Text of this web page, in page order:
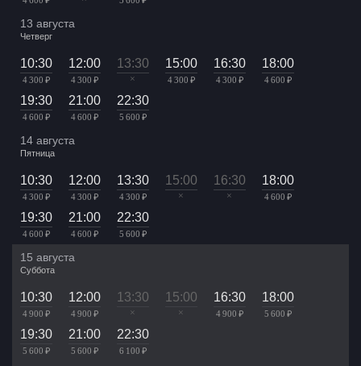
13 августа
Четверг
10:30
4 300 ₽
12:00
4 300 ₽
13:30
×
15:00
4 300 ₽
16:30
4 300 ₽
18:00
4 600 ₽
19:30
4 600 ₽
21:00
4 600 ₽
22:30
5 600 ₽
14 августа
Пятница
10:30
4 300 ₽
12:00
4 300 ₽
13:30
4 300 ₽
15:00
×
16:30
×
18:00
4 600 ₽
19:30
4 600 ₽
21:00
4 600 ₽
22:30
5 600 ₽
15 августа
Суббота
10:30
4 900 ₽
12:00
4 900 ₽
13:30
×
15:00
×
16:30
4 900 ₽
18:00
5 600 ₽
19:30
5 600 ₽
21:00
5 600 ₽
22:30
6 100 ₽